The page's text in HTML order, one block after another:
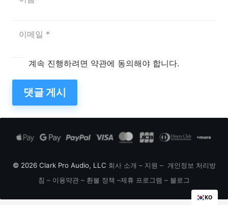
계속 진행하려면 약관에 동의해야 합니다.
댓글 게시
© 2026 Clark Pro Audio, LLC 회사 소개 – 지원 – 개인정보 처리방
침 – 이용약관 – 환불 정책 –제휴 프로그램 – 블로그
KO